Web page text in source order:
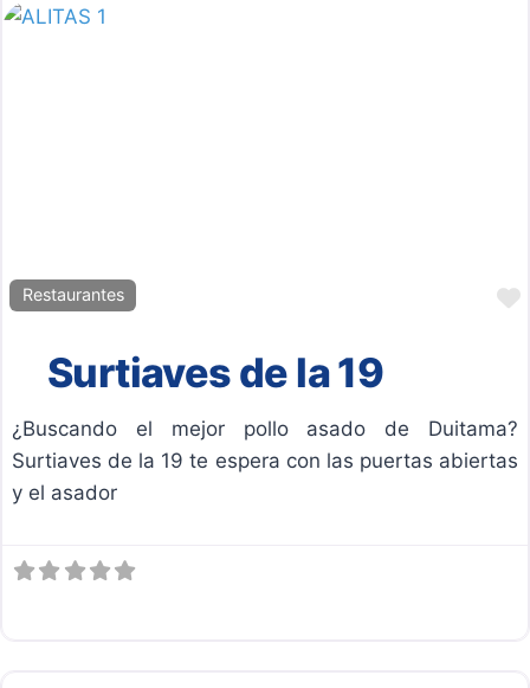
Restaurantes
Surtiaves de la 19
¿Buscando el mejor pollo asado de Duitama?
Surtiaves de la 19 te espera con las puertas abiertas
y el asador